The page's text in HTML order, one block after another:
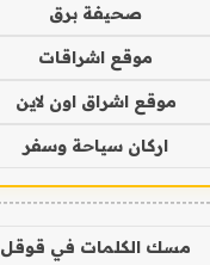
صحيفة برق
موقع اشراقات
موقع اشراق اون لاين
اركان سياحة وسفر
مسك الكلمات في قوقل